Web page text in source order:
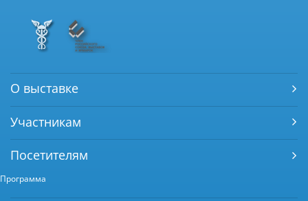
О выставке
Участникам
Посетителям
Программа